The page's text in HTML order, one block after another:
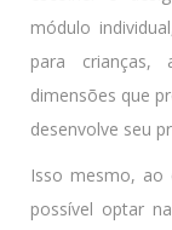
módulo
para crianças,
dimensões que
desenvolve seu
Isso mesmo, ao
possível optar